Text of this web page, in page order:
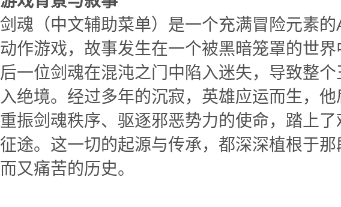
剑魂（中文辅助菜单）是一个充满冒险元素的
动作游戏，故事发生在一个被黑暗笼罩的世界
后一位剑魂在混沌之门中陷入迷失，导致整个
入绝境。经过多年的沉寂，英雄应运而生，他
重振剑魂秩序、驱逐邪恶势力的使命，踏上了
征途。这一切的起源与传承，都深深植根于那
而又痛苦的历史。